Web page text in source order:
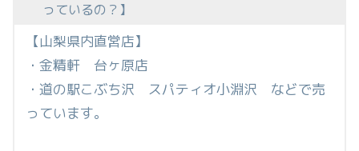
っているの？】
【山梨県内直営店】
・金精軒 台ヶ原店
・道の駅こぶち沢 スパティオ小淵沢 などで売
っています。